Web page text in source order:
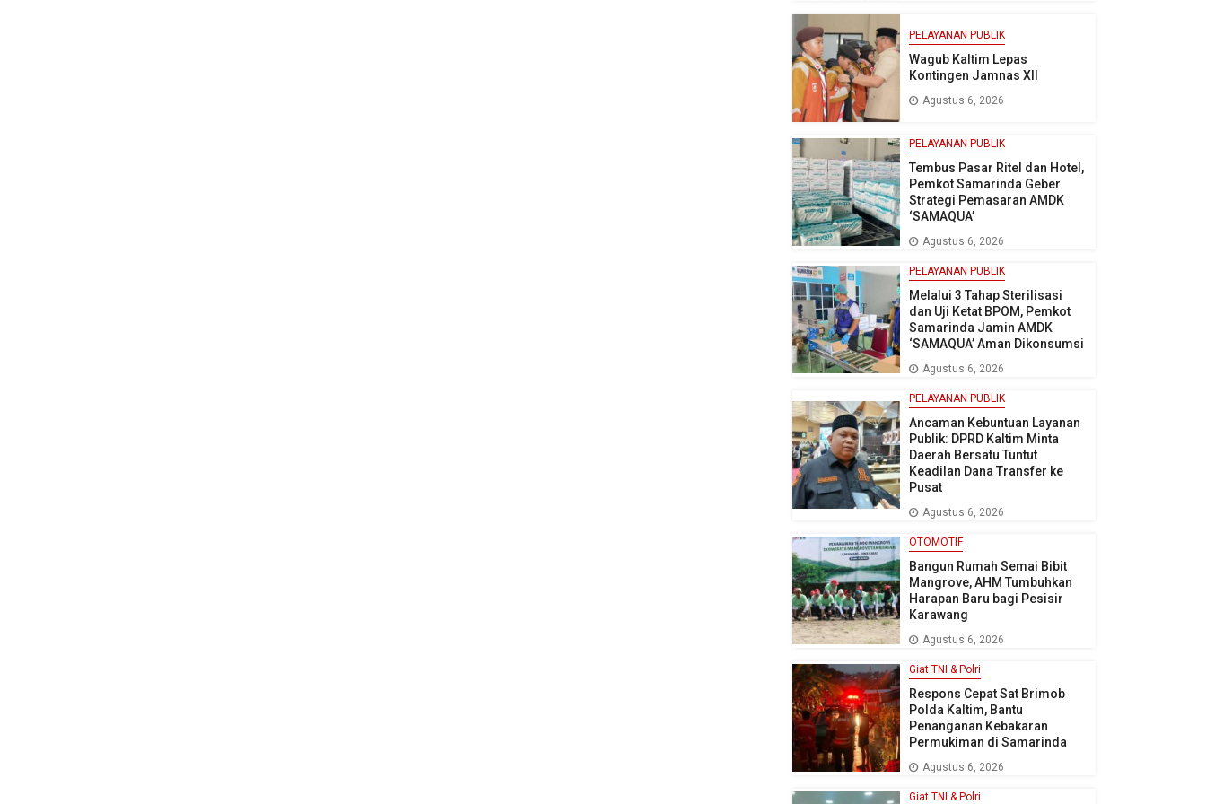
PELAYANAN PUBLIK
Wagub Kaltim Lepas
Kontingen Jamnas XII
Agustus 6, 2026
PELAYANAN PUBLIK
Tembus Pasar Ritel dan Hotel,
Pemkot Samarinda Geber
Strategi Pemasaran AMDK
‘SAMAQUA’
Agustus 6, 2026
PELAYANAN PUBLIK
Melalui 3 Tahap Sterilisasi
dan Uji Ketat BPOM, Pemkot
Samarinda Jamin AMDK
‘SAMAQUA’ Aman Dikonsumsi
Agustus 6, 2026
PELAYANAN PUBLIK
Ancaman Kebuntuan Layanan
Publik: DPRD Kaltim Minta
Daerah Bersatu Tuntut
Keadilan Dana Transfer ke
Pusat
Agustus 6, 2026
OTOMOTIF
Bangun Rumah Semai Bibit
Mangrove, AHM Tumbuhkan
Harapan Baru bagi Pesisir
Karawang
Agustus 6, 2026
Giat TNI & Polri
Respons Cepat Sat Brimob
Polda Kaltim, Bantu
Penanganan Kebakaran
Permukiman di Samarinda
Agustus 6, 2026
Giat TNI & Polri